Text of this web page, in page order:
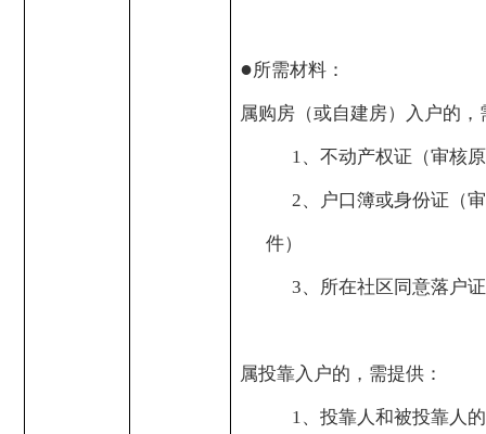
●所需材料：
属购房（或自建房）入户的，
1、不动产权证（审核
2、户口簿或身份证（
件）
3、所在社区同意落户
属投靠入户的，需提供：
1、投靠人和被投靠人